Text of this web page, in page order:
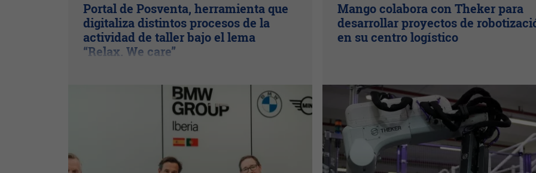
Portal de Posventa, herramienta que
digitaliza distintos procesos de la
actividad de taller bajo el lema
“Relax. We care”
Mango colabora con Theker para
desarrollar proyectos de
en su centro logístico